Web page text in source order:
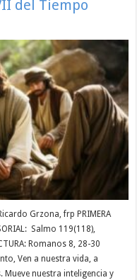
del Tiempo
Grzona, frp PRIMERA
Salmo 119(118),
Romanos 8, 28-30
Ven a nuestra vida, a
nuestra inteligencia y